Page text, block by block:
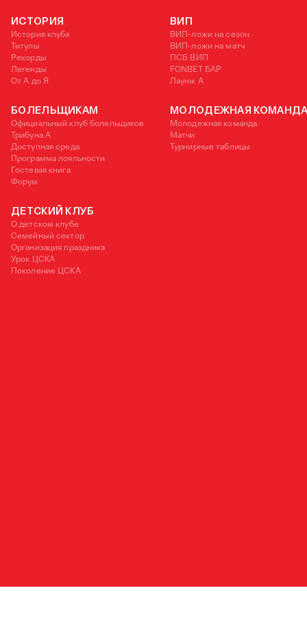
ИСТОРИЯ
История клуба
Титулы
Рекорды
Легенды
От А до Я
ВИП
ВИП-ложи на сезон
ВИП-ложи на матч
ПСБ ВИП
FONBET БАР
Лаунж A
БОЛЕЛЬЩИКАМ
Официальный клуб болельщиков
Трибуна А
Доступная среда
Программа лояльности
Гостевая книга
Форум
МОЛОДЕЖНАЯ
Молодежная команда
Матчи
Турнирные таблицы
ДЕТСКИЙ КЛУБ
О детском клубе
Семейный сектор
Организация праздника
Урок ЦСКА
Поколение ЦСКА